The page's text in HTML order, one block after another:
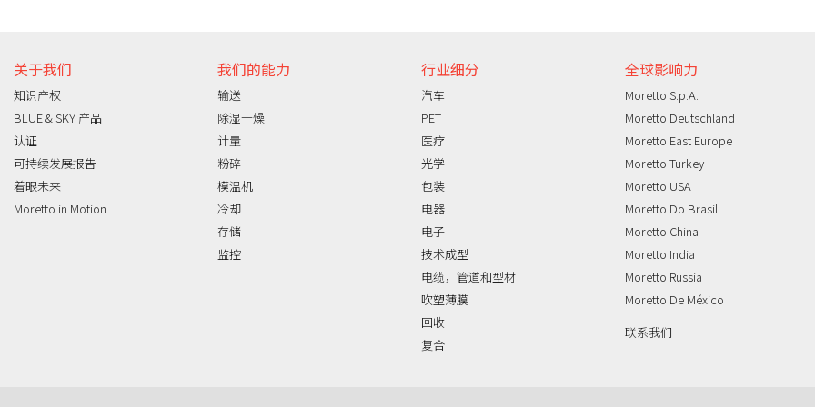
关于我们
知识产权
BLUE & SKY 产品
认证
可持续发展报告
着眼未来
Moretto in Motion
我们的能力
输送
除湿干燥
计量
粉碎
模温机
冷却
存储
监控
行业细分
汽车
PET
医疗
光学
包装
电器
电子
技术成型
电缆，管道和型材
吹塑薄膜
回收
复合
全球影响力
Moretto S.p.A.
Moretto Deutschland
Moretto East Europe
Moretto Turkey
Moretto USA
Moretto Do Brasil
Moretto China
Moretto India
Moretto Russia
Moretto De México
联系我们